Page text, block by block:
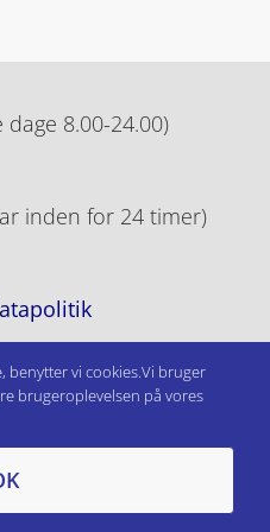
dage 8.00-24.00)
inden for 24 timer)
benytter vi cookies.Vi bruger
brugeroplevelsen på vores